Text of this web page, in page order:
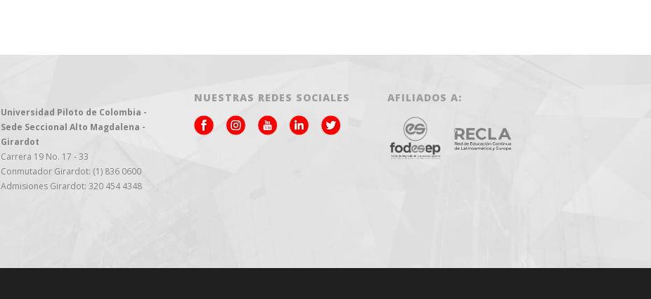
Universidad Piloto de Colombia -
Sede Seccional Alto Magdalena -
Girardot
Carrera 19 No. 17 - 33
Conmutador Girardot: (1) 836 0600
Admisiones Girardot: 320 454 4348
NUESTRAS REDES SOCIALES AFILIADOS A: